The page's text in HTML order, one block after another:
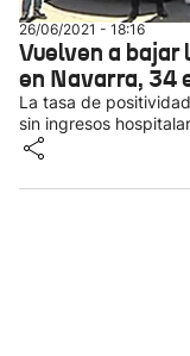
26/06/2021 - 18:16
Vuelven a
en Navarra, 34
La tasa de
sin ingresos